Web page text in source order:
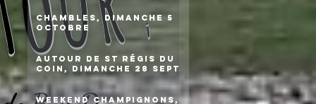
Chambles, dimanche 5
octobre
Autour de St Régis du
Coin, dimanche 28 sept
Weekend champignons,
i